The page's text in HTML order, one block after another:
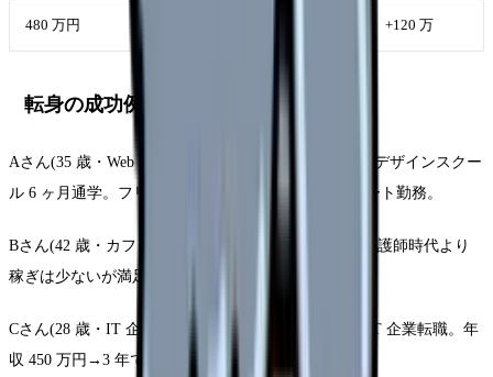
480 万円 +120 万
転身の成功例
Aさん(35 歳・Web デザイナー):看護師 10 年後、Web デザインスクー
ル 6 ヶ月通学。フリーランスで年収 500 万円、リモート勤務。
Bさん(42 歳・カフェオーナー):貯金を使って独立。看護師時代より
稼ぎは少ないが満足度高い。
Cさん(28 歳・IT 企業):プログラミングスクール後、IT 企業転職。年
収 450 万円→3 年で 600 万円に。